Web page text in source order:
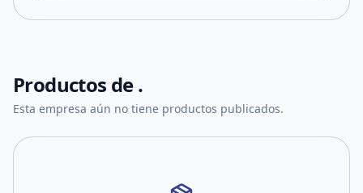
Productos de.
Esta empresa aún no tiene productos publicados.